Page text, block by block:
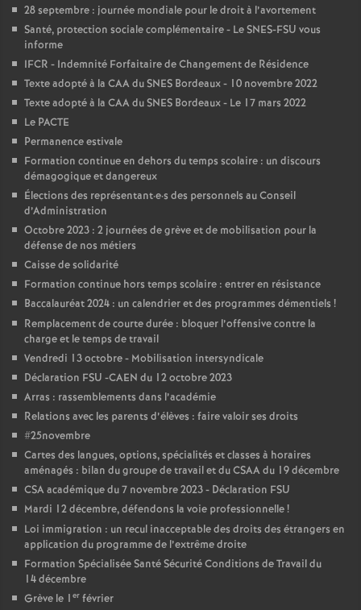
e
i
g
e
m
n
t
d
e
S
e
28 septembre : journée mondiale pour le droit à l’avortement
Santé, protection sociale complémentaire - Le SNES-FSU vous
informe
IFCR - Indemnité Forfaitaire de Changement de Résidence
Texte adopté à la CAA du SNES Bordeaux - 10 novembre 2022
Texte adopté à la CAA du SNES Bordeaux - Le 17 mars 2022
Le PACTE
Permanence estivale
Formation continue en dehors du temps scolaire : un discours
démagogique et dangereux
Élections des représentant·e·s des personnels au Conseil
d’Administration
Octobre 2023 : 2 journées de grève et de mobilisation pour la
défense de nos métiers
Caisse de solidarité
Formation continue hors temps scolaire : entrer en résistance
Baccalauréat 2024 : un calendrier et des programmes démentiels !
Remplacement de courte durée : bloquer l’offensive contre la
charge et le temps de travail
Vendredi 13 octobre - Mobilisation intersyndicale
Déclaration FSU -CAEN du 12 octobre 2023
Arras : rassemblements dans l’académie
Relations avec les parents d’élèves : faire valoir ses droits
#25novembre
Cartes des langues, options, spécialités et classes à horaires
aménagés : bilan du groupe de travail et du CSAA du 19 décembre
CSA académique du 7 novembre 2023 - Déclaration FSU
Mardi 12 décembre, défendons la voie professionnelle!
Loi immigration : un recul inacceptable des droits des étrangers en
application du programme de l’extrême droite
Formation Spécialisée Santé Sécurité Conditions de Travail du
14 décembre
Grève le 1 er février